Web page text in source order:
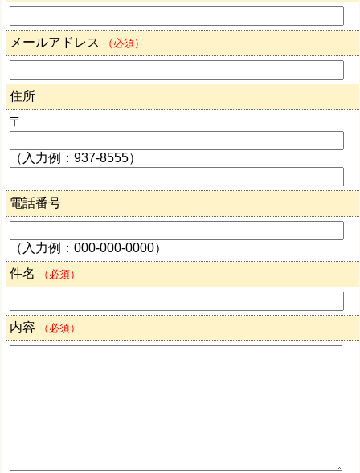
メールアドレス （必須）
住所
〒
（入力例：937-8555）
電話番号
（入力例：000-000-0000）
件名
（必須）
内容 （必須）